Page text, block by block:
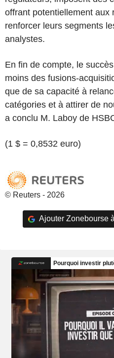
offrant potentiellement aux
renforcer leurs segments
analystes.
En fin de compte, le
moins des fusions-
que de sa capacité à
catégories et à attirer de
a conclu M. Laboy de
(1 $ = 0,8532 euro)
© Reuters - 2026
Ajouter Zonebourse